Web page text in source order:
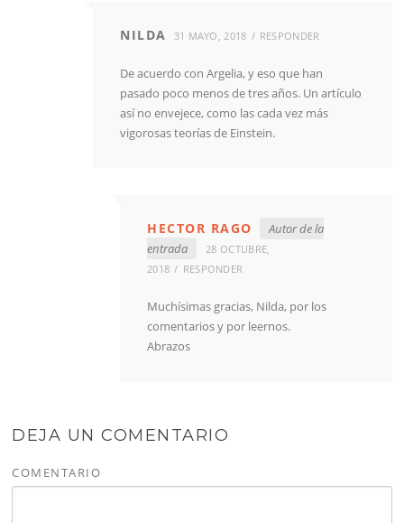
NILDA 31 MAYO, 2018 RESPONDER
De acuerdo con Argelia, y eso que han
pasado poco menos de tres años. Un artículo
así no envejece, como las cada vez más
vigorosas teorías de Einstein.
HECTOR RAGO
Autor de la
entrada
28 OCTUBRE,
2018
RESPONDER
Muchísimas gracias, Nilda, por los
comentarios y por leernos.
Abrazos
DEJA UN COMENTARIO
COMENTARIO